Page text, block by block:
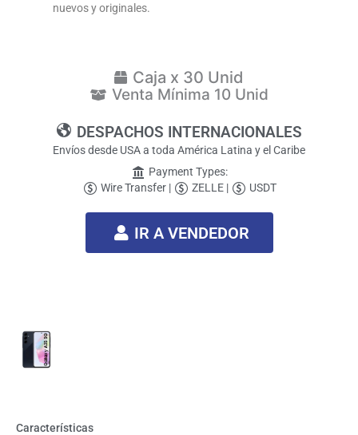
nuevos y originales.
Caja x 30 Unid
Venta Mínima 10 Unid
DESPACHOS INTERNACIONALES
Envíos desde USA a toda América Latina y el Caribe
Payment Types:
Wire Transfer |
ZELLE | USDT
IR A VENDEDOR
Características